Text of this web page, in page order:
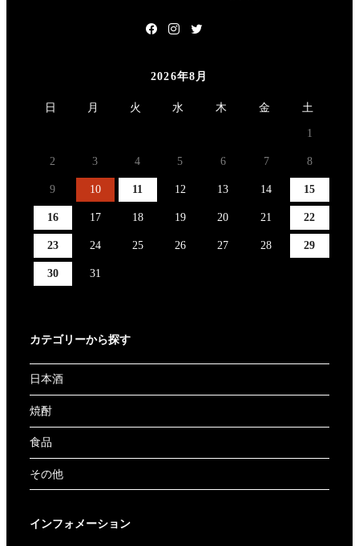
2026年8月
日 月 火 水 木 金 土
1
2 3 4 5 6 7 8
9 10 11 12 13 14 15
16 17 18 19 20 21 22
23 24 25 26 27 28 29
30 31
カテゴリーから探す
日本酒
焼酎
食品
その他
インフォメーション